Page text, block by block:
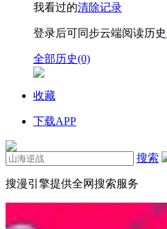
我看过的清除记录
登录后可同步云端阅读历史
全部历史(0)
收藏
下载APP
搜索
搜漫引擎提供全网搜索服务